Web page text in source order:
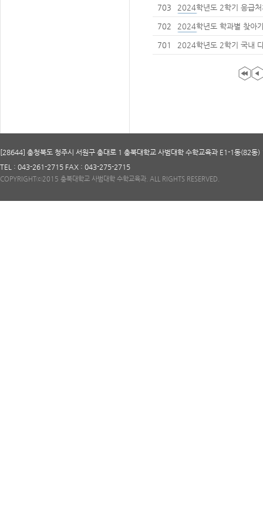
703 2024학년도 2학기 응급
702 2024학년도 학과별 찾아
701
2024학년도 2학기 국내
(6차)
[28644] 충청북도 청주시 서원구 충대로 1 충북대학교 사범대학 수학교육과 E1-1동(82동)
TEL : 043-261-2715 FAX : 043-275-2715
COPYRIGHTⓒ2015 충북대학교 사범대학 수학교육과. ALL RIGHTS RESERVED.